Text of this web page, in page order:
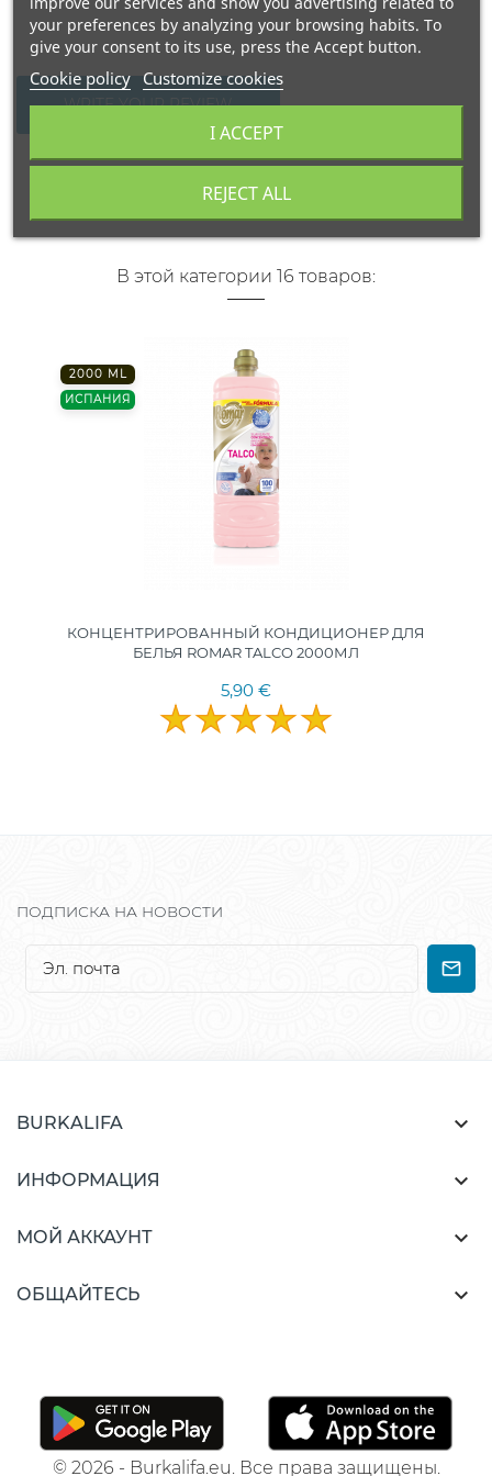
WRITE YOUR REVIEW
В этой категории 16 товаров:
2000 ML
ИСПАНИЯ
КОНЦЕНТРИРОВАННЫЙ КОНДИЦИОНЕР ДЛЯ
БЕЛЬЯ ROMAR TALCO 2000МЛ
5,90 €
ПОДПИСКА НА НОВОСТИ
BURKALIFA 
ИНФОРМАЦИЯ 
МОЙ АККАУНТ 
ОБЩАЙТЕСЬ 
© 2026 - Burkalifa.eu. Все права защищены.
your preferences by analyzing your browsing habits. To
give your consent to its use, press the Accept button.
Cookie policy Customize cookies
REJECT ALL
I ACCEPT